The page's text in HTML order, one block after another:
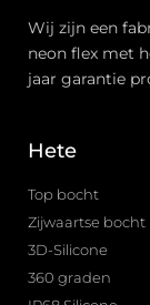
Wij zijn een
neon flex met
jaar garantie
Hete
Top bocht
Zijwaartse bocht
3D-Silicone
360 graden